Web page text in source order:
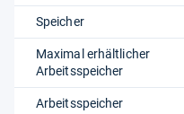
Speicher
Maximal erhältlicher
Arbeitsspeicher
Arbeitsspeicher